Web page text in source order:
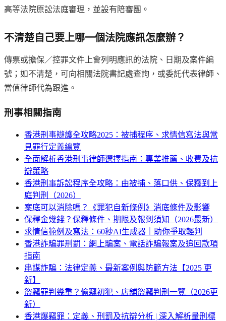
高等法院原訟法庭審理，並設有陪審團。
不清楚自己要上哪一個法院應訊怎麼辦？
傳票或擔保／控罪文件上會列明應訊的法院、日期及案件編
號；如不清楚，可向相關法院書記處查詢，或委託代表律師、
當值律師代為跟進。
刑事相關指南
香港刑事辯護全攻略2025：被捕程序、求情信寫法與常
見罪行定義總覽
全面解析香港刑事律師選擇指南：專業推薦、收費及抗
辯策略
香港刑事訴訟程序全攻略：由被捕、落口供、保釋到上
庭判刑（2026）
案底可以消除嗎？《罪犯自新條例》消底條件及影響
保釋金幾錢？保釋條件、期限及報到須知（2026最新）
求情信範例及寫法：60秒AI生成器｜助你爭取輕判
香港詐騙罪刑罰：網上騙案、電話詐騙報案及追回款項
指南
串謀詐騙：法律定義、最新案例與防範方法【2025 更
新】
盜竊罪判幾重？偷竊初犯、店舖盜竊判刑一覽（2026更
新）
香港爆竊罪：定義、刑罰及抗辯分析 | 深入解析量刑標